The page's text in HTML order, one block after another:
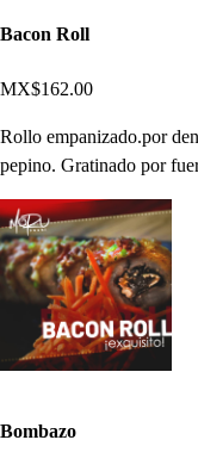
Bacon Roll
MX$162.00
Rollo empanizado.por
pepino. Gratinado por
Bombazo